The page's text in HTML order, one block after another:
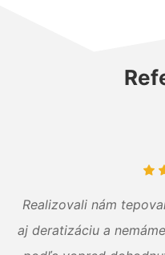
Realizovali nám
aj deratizáciu a